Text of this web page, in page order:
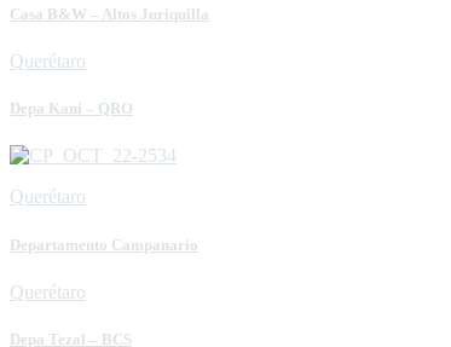
Casa B&W – Altos Juriquilla
Querétaro
Depa Kani – QRO
Querétaro
Departamento Campanario
Querétaro
Depa Tezal – BCS